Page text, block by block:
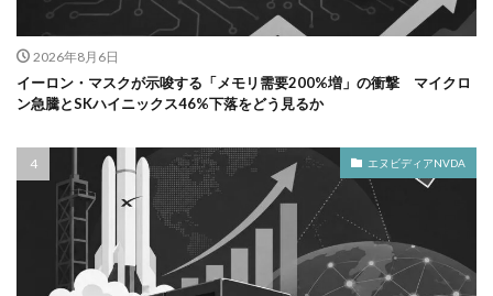
2026年8月6日
イーロン・マスクが示唆する「メモリ需要200%増」の衝撃 マイクロ
ン急騰とSKハイニックス46%下落をどう見るか
エヌビディアNVDA